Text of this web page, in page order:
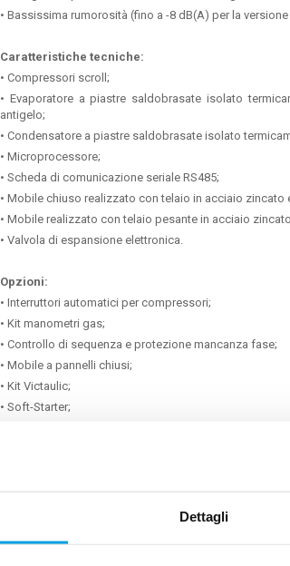
Dettagli
• Bassissima rumorosità (fino a -8 dB(A) per la versione
Caratteristiche tecniche:
• Compressori scroll;
• Evaporatore a piastre saldobrasate isolato
antigelo;
• Condensatore a piastre saldobrasate isolato
• Microprocessore;
• Scheda di comunicazione seriale RS485;
• Mobile chiuso realizzato con telaio in acciaio
• Mobile realizzato con telaio pesante in acciaio
• Valvola di espansione elettronica.
Opzioni:
• Interruttori automatici per compressori;
• Kit manometri gas;
• Controllo di sequenza e protezione mancanza fase;
• Mobile a pannelli chiusi;
• Kit Victaulic;
• Soft-Starter;
• High leaving water temperature kit for operation up